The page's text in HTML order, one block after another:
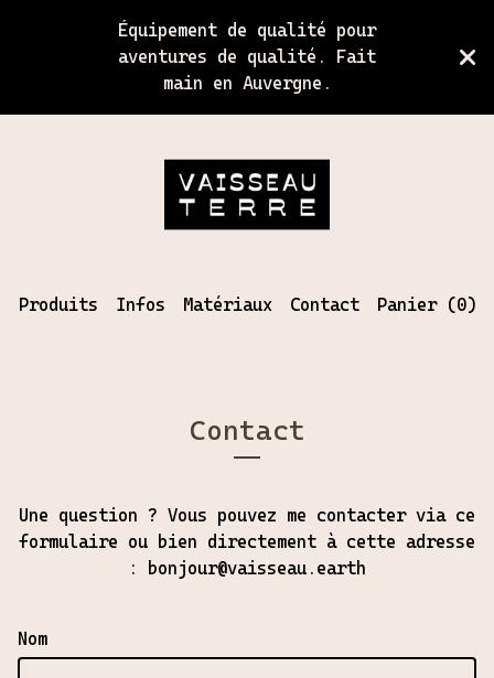
Équipement de qualité pour
aventures de qualité. Fait
main en Auvergne.
Produits Infos Matériaux Contact Panier (0)
Contact
Une question ? Vous pouvez me contacter via ce
formulaire ou bien directement à cette adresse
:
bonjour@vaisseau.earth
Nom